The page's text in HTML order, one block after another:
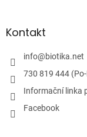
aKontakt
info@biotika.net
730 819 444
Informační linka
Facebook